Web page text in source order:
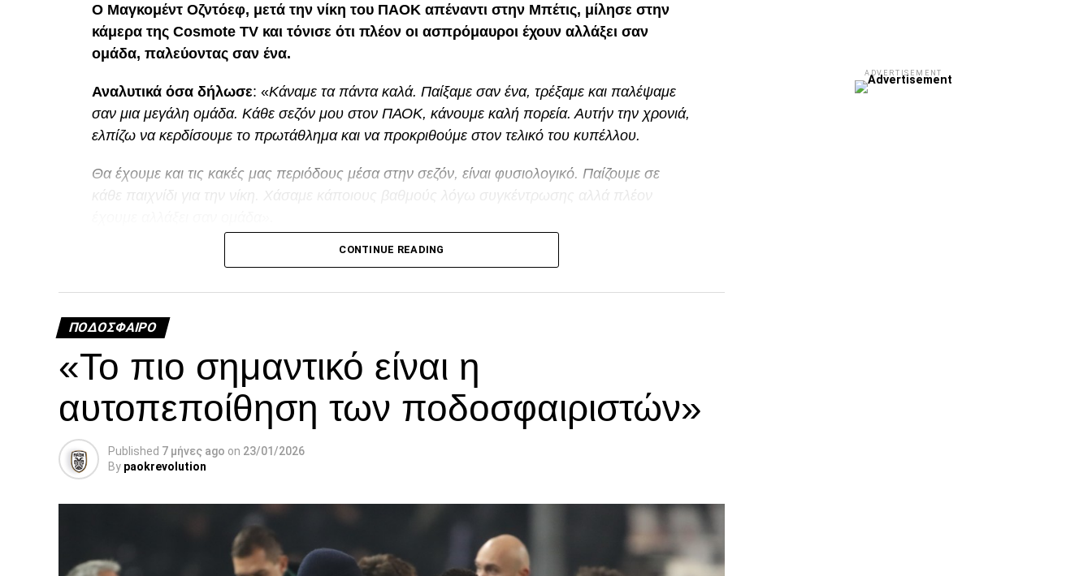
Ο Μαγκομέντ Οζντόεφ, μετά την νίκη του ΠΑΟΚ απέναντι στην Μπέτις, μίλησε στην
κάμερα της Cosmote TV και τόνισε ότι πλέον οι ασπρόμαυροι έχουν αλλάξει σαν
ομάδα, παλεύοντας σαν ένα.
Αναλυτικά όσα δήλωσε: «Κάναμε τα πάντα καλά. Παίξαμε σαν ένα, τρέξαμε και παλέψαμε
σαν μια μεγάλη ομάδα. Κάθε σεζόν μου στον ΠΑΟΚ, κάνουμε καλή πορεία. Αυτήν την χρονιά,
ελπίζω να κερδίσουμε το πρωτάθλημα και να προκριθούμε στον τελικό του κυπέλλου.
Θα έχουμε και τις κακές μας περιόδους μέσα στην σεζόν, είναι φυσιολογικό. Παίζουμε σε
κάθε παιχνίδι για την νίκη. Χάσαμε κάποιους βαθμούς λόγω συγκέντρωσης αλλά πλέον
Facebook
Twitter
EmailPinterestWhatsApp
LinkedIn
Telegram
Μοιραστείτε
CONTINUE READING
ΠΟΔΌΣΦΑΙΡΟ
«Το πιο σημαντικό είναι η
αυτοπεποίθηση των ποδοσφαιριστών»
Published 7 μήνες ago on 23/01/2026
By paokrevolution
ADVERTISEMENT